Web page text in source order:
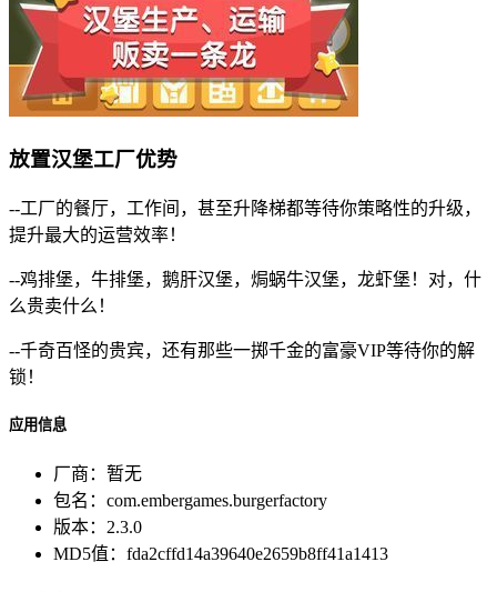
放置汉堡工厂优势
--工厂的餐厅，工作间，甚至升降梯都等待你策略性的升级，
提升最大的运营效率！
--鸡排堡，牛排堡，鹅肝汉堡，焗蜗牛汉堡，龙虾堡！对，什
么贵卖什么！
--千奇百怪的贵宾，还有那些一掷千金的富豪VIP等待你的解
锁！
应用信息
厂商： 暂无
包名： com.embergames.burgerfactory
版本： 2.3.0
MD5值： fda2cffd14a39640e2659b8ff41a1413